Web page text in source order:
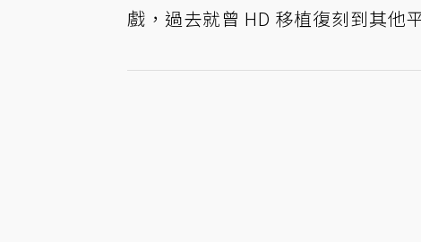
戲，過去就曾 HD 移植復刻到其他